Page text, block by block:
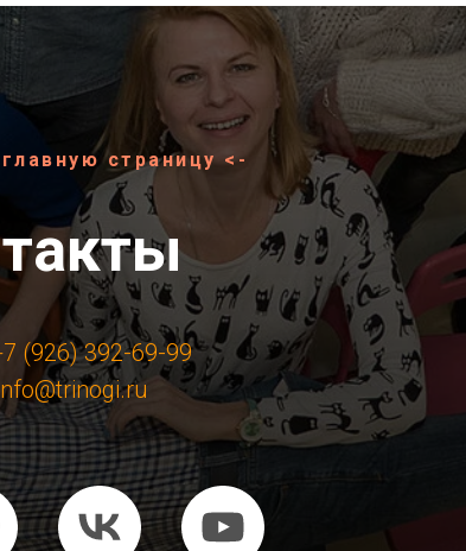
страницу <-
(926) 392-69-99